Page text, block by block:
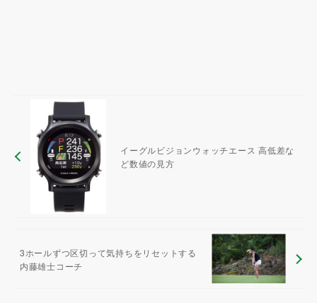
イーグルビジョンウォッチエース 高低差な
ど数値の見方
3ホールずつ区切って気持ちをリセットする
内藤雄士コーチ